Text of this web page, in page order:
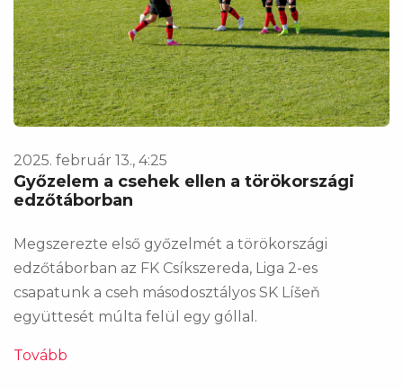
2025. február 13., 4:25
Győzelem a csehek ellen a törökországi
edzőtáborban
Megszerezte első győzelmét a törökországi
edzőtáborban az FK Csíkszereda, Liga 2-es
csapatunk a cseh másodosztályos SK Líšeň
együttesét múlta felül egy góllal.
Tovább